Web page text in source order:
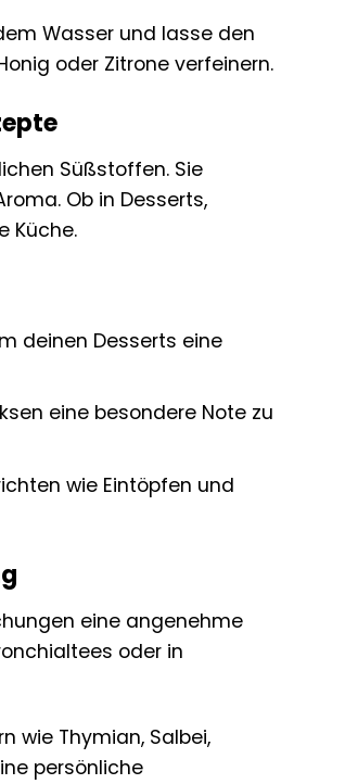
Wasser und lasse den
oder Zitrone verfeinern.
Süßstoffen. Sie
Ob in Desserts,
Küche.
deinen Desserts eine
eine besondere Note zu
wie Eintöpfen und
eine angenehme
oder in
wie Thymian, Salbei,
persönliche